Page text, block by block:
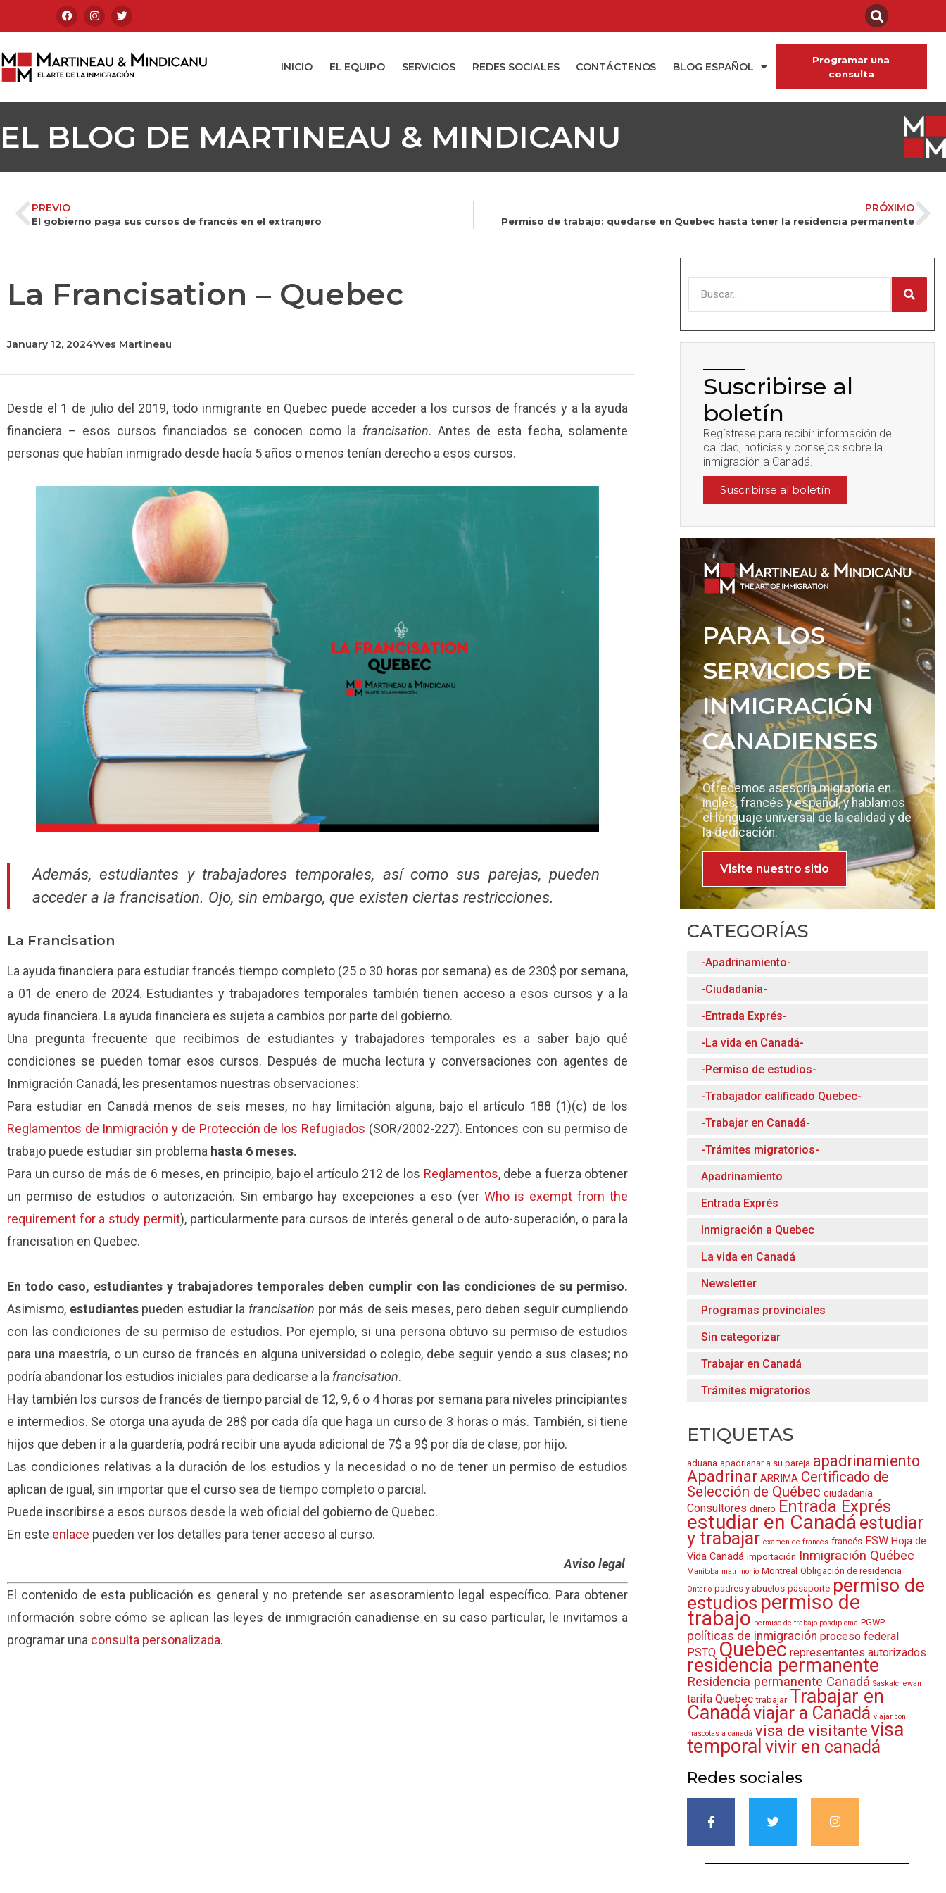
INICIO EL EQUIPO SERVICIOS REDES SOCIALES CONTÁCTENOS BLOG ESPAÑOL
Programar una
consulta
EL BLOG DE MARTINEAU & MINDICANU
PREVIO
El gobierno paga sus cursos de francés en el extranjero
PRÓXIMO
Permiso de trabajo: quedarse en Quebec hasta tener la residencia permanente
La Francisation – Quebec
January 12, 2024Yves Martineau
Desde el 1 de julio del 2019, todo inmigrante en Quebec puede acceder a los cursos de francés y a la ayuda
financiera – esos cursos financiados se conocen como la francisation. Antes de esta fecha, solamente
personas que habían inmigrado desde hacía 5 años o menos tenían derecho a esos cursos.
Además, estudiantes y trabajadores temporales, así como sus parejas, pueden
acceder a la francisation. Ojo, sin embargo, que existen ciertas restricciones.
La Francisation
La ayuda financiera para estudiar francés tiempo completo (25 o 30 horas por semana) es de 230$ por semana,
a 01 de enero de 2024. Estudiantes y trabajadores temporales también tienen acceso a esos cursos y a la
ayuda financiera. La ayuda financiera es sujeta a cambios por parte del gobierno.
Una pregunta frecuente que recibimos de estudiantes y trabajadores temporales es a saber bajo qué
condiciones se pueden tomar esos cursos. Después de mucha lectura y conversaciones con agentes de
Inmigración Canadá, les presentamos nuestras observaciones:
Para estudiar en Canadá menos de seis meses, no hay limitación alguna, bajo el artículo 188 (1)(c) de los
Reglamentos de Inmigración y de Protección de los Refugiados (SOR/2002-227). Entonces con su permiso de
trabajo puede estudiar sin problema hasta 6 meses.
Para un curso de más de 6 meses, en principio, bajo el artículo 212 de los Reglamentos, debe a fuerza obtener
un permiso de estudios o autorización. Sin embargo hay excepciones a eso (ver Who is exempt from the
requirement for a study permit), particularmente para cursos de interés general o de auto-superación, o para la
francisation en Quebec.
En todo caso, estudiantes y trabajadores temporales deben cumplir con las condiciones de su permiso.
Asimismo, estudiantespueden estudiar la francisation por más de seis meses, pero deben seguir cumpliendo
con las condiciones de su permiso de estudios. Por ejemplo, si una persona obtuvo su permiso de estudios
para una maestría, o un curso de francés en alguna universidad o colegio, debe seguir yendo a sus clases; no
podría abandonar los estudios iniciales para dedicarse a la francisation.
Hay también los cursos de francés de tiempo parcial de 12, 9, 6 o 4 horas por semana para niveles principiantes
e intermedios. Se otorga una ayuda de 28$ por cada día que haga un curso de 3 horas o más. También, si tiene
hijos que deben ir a la guardería, podrá recibir una ayuda adicional de 7$ a 9$ por día de clase, por hijo.
Las condiciones relativas a la duración de los estudios y la necesidad o no de tener un permiso de estudios
aplican de igual, sin importar que el curso sea de tiempo completo o parcial.
Puede inscribirse a esos cursos desde la web oficial del gobierno de Quebec.
En este enlace pueden ver los detalles para tener acceso al curso.
Aviso legal
El contenido de esta publicación es general y no pretende ser asesoramiento legal específico. Para obtener
información sobre cómo se aplican las leyes de inmigración canadiense en su caso particular, le invitamos a
programar una consulta personalizada.
Suscribirse al
boletín
Regístrese para recibir información de
calidad, noticias y consejos sobre la
inmigración a Canadá.
Suscribirse al boletín
PARA LOS
SERVICIOS DE
INMIGRACIÓN
CANADIENSES
Ofrecemos asesoría migratoria en
inglés, francés y español, y hablamos
el lenguaje universal de la calidad y de
la dedicación.
Visite nuestro sitio
CATEGORÍAS
-Apadrinamiento-
-Ciudadanía-
-Entrada Exprés-
-La vida en Canadá-
-Permiso de estudios-
-Trabajador calificado Quebec-
-Trabajar en Canadá-
-Trámites migratorios-
Apadrinamiento
Entrada Exprés
Inmigración a Quebec
La vida en Canadá
Newsletter
Programas provinciales
Sin categorizar
Trabajar en Canadá
Trámites migratorios
ETIQUETAS
aduana apadrianar a su pareja apadrinamiento
Apadrinar ARRIMA Certificado de
Selección de Québec ciudadanía
Consultores dinero Entrada Exprés
estudiar en Canadá estudiar
y trabajar examen de francés francés FSW Hoja de
Vida Canadá importación Inmigración Québec
Manitoba matrimonio Montreal Obligación de residencia
Ontario padres y abuelos pasaporte permiso de
estudios permiso de
trabajo permiso de trabajo posdiploma PGWP
políticas de inmigración proceso federal
PSTQ Quebec representantes autorizados
residencia permanente
Residencia permanente Canadá Saskatchewan
tarifa Quebec trabajar Trabajar en
Canadáviajar a Canadá viajar con
mascotas a canadá visa de visitante visa
temporal vivir en canadá
Redes sociales